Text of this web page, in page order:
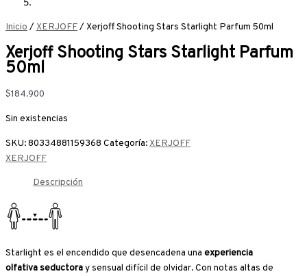
Inicio/XERJOFF/ Xerjoff Shooting Stars Starlight Parfum 50ml
Xerjoff Shooting Stars Starlight Parfum
50ml
$184.900
Sin existencias
SKU:80334881159368 Categoría: XERJOFF
XERJOFF
Descripción
Starlight es el encendido que desencadena una experiencia
olfativaseductoray sensual difícil de olvidar. Con notas altas de